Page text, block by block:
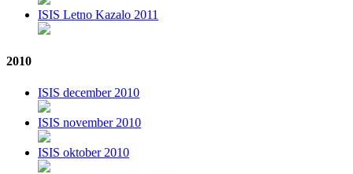
ISIS Letno Kazalo 2011
2010
ISIS december 2010
ISIS november 2010
ISIS oktober 2010